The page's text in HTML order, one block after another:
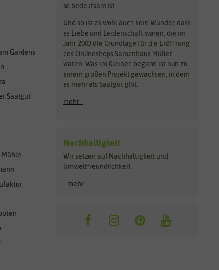
Gardens
Saatgut
Mühle
so bedeutsam ist.
Und so ist es wohl auch kein Wunder, dass
es Liebe und Leidenschaft waren, die im
Jahr 2003 die Grundlage für die Eröffnung
des Onlineshops Samenhaus Müller
waren. Was im Kleinen begann ist nun zu
einem großen Projekt gewachsen, in dem
es mehr als Saatgut gibt.
mehr...
Nachhaltigkeit
Wir setzen auf Nachhaltigkeit und
Umweltfreundlichkeit.
...mehr